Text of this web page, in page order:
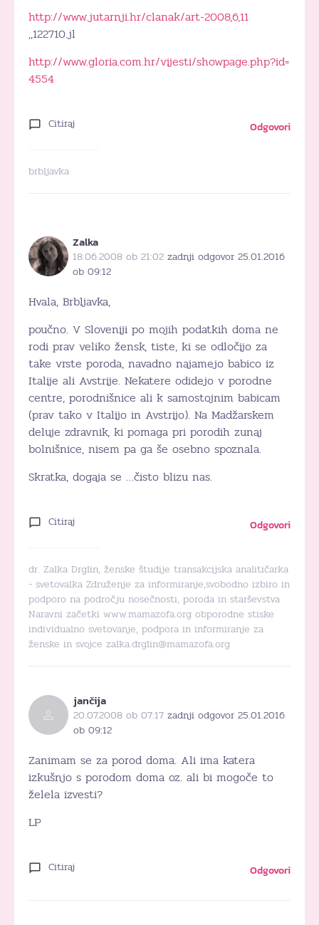
http://www.jutarnji.hr/clanak/art-2008,6,11
,,122710.jl
http://www.gloria.com.hr/vijesti/showpage.php?id=
4554
Citiraj Odgovori
brbljavka
Zalka
18.06.2008 ob 21:02 zadnji odgovor 25.01.2016
ob 09:12
Hvala, Brbljavka,
poučno. V Sloveniji po mojih podatkih doma ne
rodi prav veliko žensk, tiste, ki se odločijo za
take vrste poroda, navadno najamejo babico iz
Italije ali Avstrije. Nekatere odidejo v porodne
centre, porodnišnice ali k samostojnim babicam
(prav tako v Italijo in Avstrijo). Na Madžarskem
deluje zdravnik, ki pomaga pri porodih zunaj
bolnišnice, nisem pa ga še osebno spoznala.
Skratka, dogaja se …čisto blizu nas.
Citiraj Odgovori
dr. Zalka Drglin, ženske študije transakcijska analitičarka
- svetovalka Združenje za informiranje,svobodno izbiro in
podporo na področju nosečnosti, poroda in starševstva
Naravni začetki www.mamazofa.org obporodne stiske
individualno svetovanje, podpora in informiranje za
ženske in svojce zalka.drglin@mamazofa.org
jančija
20.07.2008 ob 07:17 zadnji odgovor 25.01.2016
ob 09:12
Zanimam se za porod doma. Ali ima katera
izkušnjo s porodom doma oz. ali bi mogoče to
želela izvesti?
LP
Citiraj Odgovori